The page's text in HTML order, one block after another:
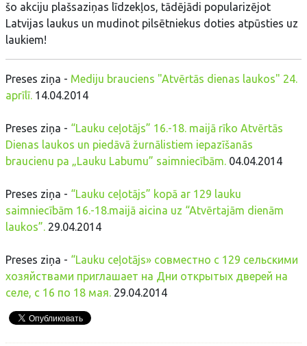
šo akciju plašsaziņas līdzekļos, tādējādi popularizējot
Latvijas laukus un mudinot pilsētniekus doties atpūsties uz
laukiem!
Preses ziņa - Mediju brauciens "Atvērtās dienas laukos" 24.
aprīlī. 14.04.2014
Preses ziņa - “Lauku ceļotājs” 16.-18. maijā rīko Atvērtās
Dienas laukos un piedāvā žurnālistiem iepazīšanās
braucienu pa „Lauku Labumu” saimniecībām. 04.04.2014
Preses ziņa - “Lauku ceļotājs” kopā ar 129 lauku
saimniecībām 16.-18.maijā aicina uz “Atvērtajām dienām
laukos”. 29.04.2014
Preses ziņa - “Lauku ceļotājs» совместно с 129 сельскими
хозяйствами приглашает на Дни открытых дверей на
селе, с 16 по 18 мая. 29.04.2014